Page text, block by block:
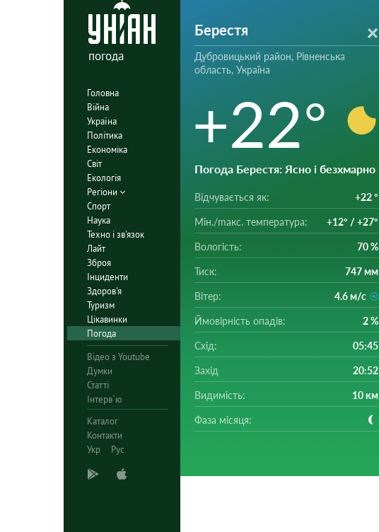
погода
Головна
Війна
Україна
Політика
Економіка
Світ
Екологія
Регіони
Спорт
Наука
Техно і зв'язок
Лайт
Зброя
Інциденти
Здоров'я
Туризм
Цікавинки
Погода
Відео з Youtube
Думки
Статті
Інтерв`ю
Каталог
Контакти
Укр
Рус
Берестя
Дубровицький район, Рівненська
область, Україна
+22°
Погода Берестя: Ясно і безхмарно
Відчувається як: +22 °
Мін./mакс. температура: +12° / +27°
Вологість: 70 %
Тиск: 747 мм
Вітер: 4.6 м/с
Ймовірність опадів: 2 %
Схід: 05:45
Захід 20:52
Видимість: 10 км
Фаза місяця: